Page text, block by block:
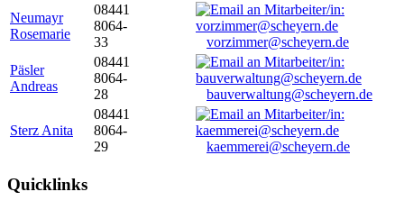
Neumayr
Rosemarie
08441
8064-
33
vorzimmer@scheyern.de
Päsler
Andreas
08441
8064-
28
bauverwaltung@scheyern.de
Sterz Anita
08441
8064-
29
kaemmerei@scheyern.de
Quicklinks